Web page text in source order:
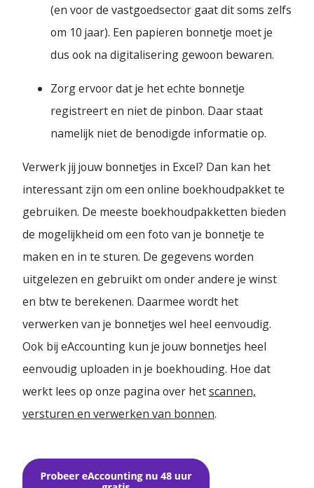
(en voor de vastgoedsector gaat dit soms zelfs
om 10 jaar). Een papieren bonnetje moet je
dus ook na digitalisering gewoon bewaren.
Zorg ervoor dat je het echte bonnetje
registreert en niet de pinbon. Daar staat
namelijk niet de benodigde informatie op.
Verwerk jij jouw bonnetjes in Excel? Dan kan het
interessant zijn om een online boekhoudpakket te
gebruiken. De meeste boekhoudpakketten bieden
de mogelijkheid om een foto van je bonnetje te
maken en in te sturen. De gegevens worden
uitgelezen en gebruikt om onder andere je winst
en btw te berekenen. Daarmee wordt het
verwerken van je bonnetjes wel heel eenvoudig.
Ook bij eAccounting kun je jouw bonnetjes heel
eenvoudig uploaden in je boekhouding. Hoe dat
werkt lees op onze pagina over hetscannen,
versturen en verwerken van bonnen.